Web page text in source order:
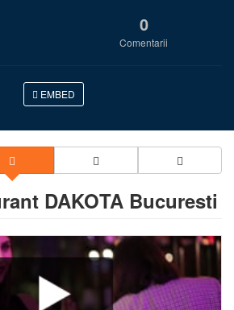
0
Comentarii
EMBED
DAKOTA Bucuresti